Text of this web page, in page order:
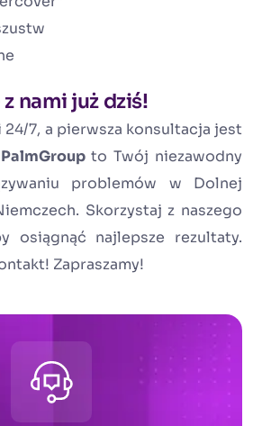
nami już dziś!
7, a pierwsza konsultacja jest
PalmGroupto Twój niezawodny
problemów w Dolnej
Skorzystaj z naszego
osiągnąć najlepsze rezultaty.
Zapraszamy!